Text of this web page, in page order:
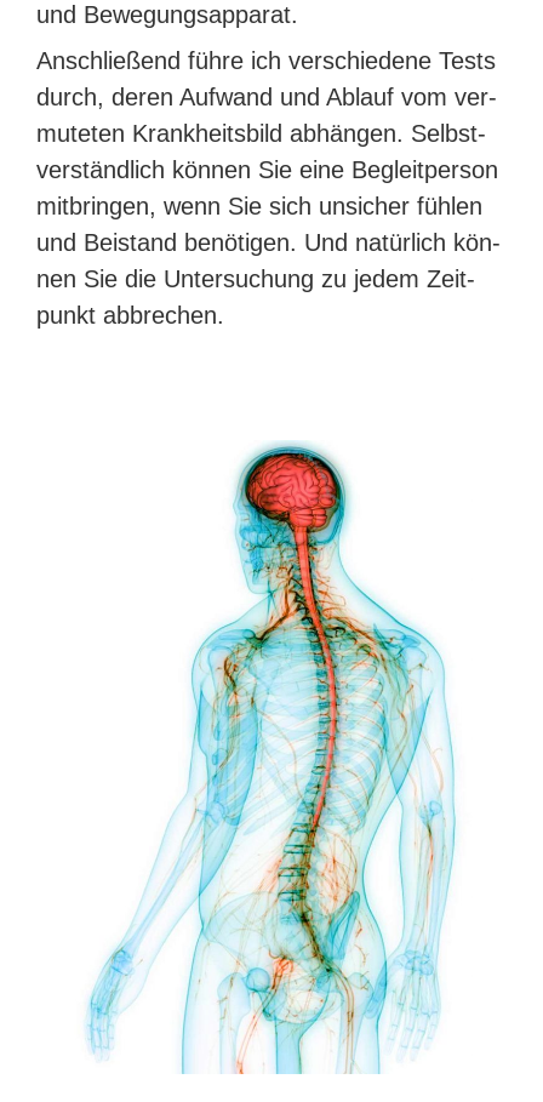
und Bewegungsapparat.
Anschlie­ßend füh­re ich ver­schie­de­ne Tests
durch, deren Auf­wand und Ablauf vom ver­
mu­te­ten Krank­heits­bild abhän­gen. Selbst­
ver­ständ­lich kön­nen Sie eine Begleit­per­son
mit­brin­gen, wenn Sie sich unsi­cher füh­len
und Bei­stand benö­ti­gen. Und natür­lich kön­
nen Sie die Unter­su­chung zu jedem Zeit­
punkt abbrechen.